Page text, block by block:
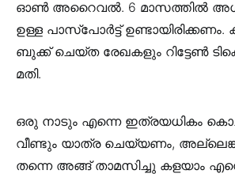
ഓണ്‍ അറൈവൽ. 6 മാസത്തില്‍
ഉള്ള പാസ്പോര്‍ട്ട്‌
ബുക്ക്‌ ചെയ്ത രേഖകളും റിട്ടേണ്‍
മതി.
ഒരു നാടും എന്നെ ഇത്രയധികം
വീണ്ടും യാത്ര ചെയ്യണം,
തന്നെ അങ്ങ് താമസിച്ചു കളയാം